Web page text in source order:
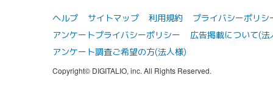
ヘルプ サイトマップ 利用規約
プライバシーポリシ
アンケートプライバシーポリシー
広告掲載について(法
アンケート調査ご希望の方(法人様)
Copyright© DIGITALIO, inc. All Rights Reserved.